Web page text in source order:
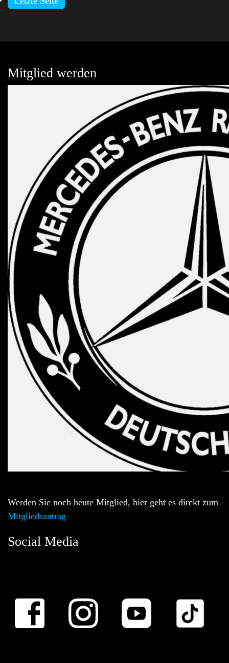
Mitglied werden
Werden Sie noch heute Mitglied, hier geht es direkt zum
Mitgliedsantrag
Social Media